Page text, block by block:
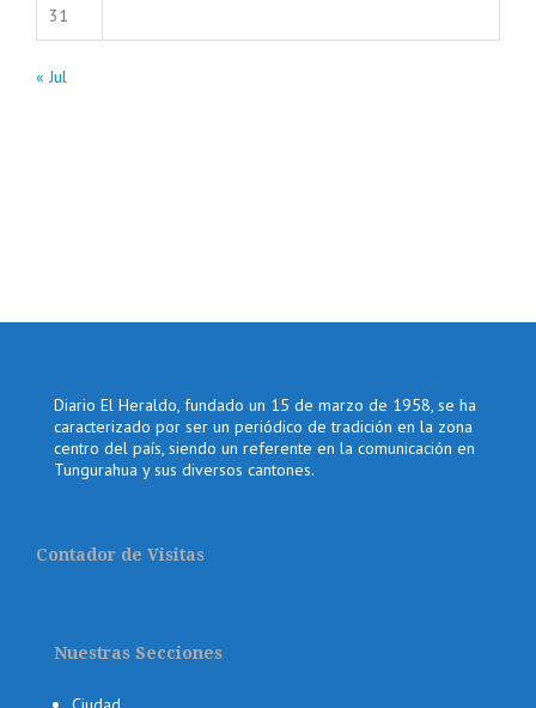
31
« Jul
Diario El Heraldo, fundado un 15 de marzo de 1958, se ha
caracterizado por ser un periódico de tradición en la zona
centro del país, siendo un referente en la comunicación en
Tungurahua y sus diversos cantones.
Contador de Visitas
Nuestras Secciones